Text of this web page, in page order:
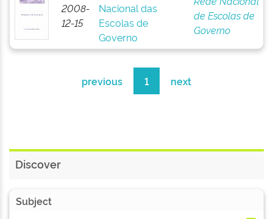
2008-
12-15
Nacional das
Escolas de
Governo
de Escolas de
Governo
previous 1 next
Discover
Subject